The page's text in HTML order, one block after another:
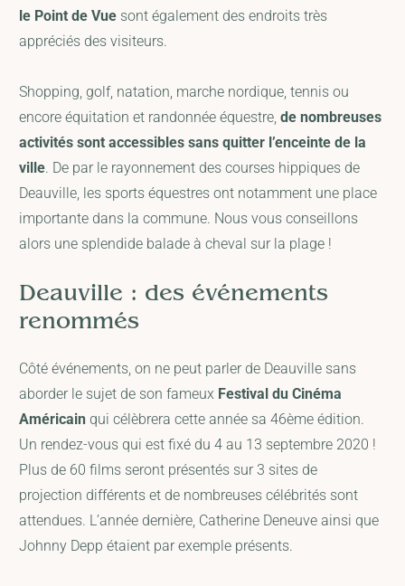
le Point de Vue sont également des endroits très
appréciés des visiteurs.
Shopping, golf, natation, marche nordique, tennis ou
encore équitation et randonnée équestre,de nombreuses
activités sont accessibles sans quitter l’enceinte de la
ville. De par le rayonnement des courses hippiques de
Deauville, les sports équestres ont notamment une place
importante dans la commune. Nous vous conseillons
alors une splendide balade à cheval sur la plage !
Deauville : des événements
renommés
Côté événements, on ne peut parler de Deauville sans
aborder le sujet de son fameux Festival du Cinéma
Américain qui célèbrera cette année sa 46ème édition.
Un rendez-vous qui est fixé du 4 au 13 septembre 2020 !
Plus de 60 films seront présentés sur 3 sites de
projection différents et de nombreuses célébrités sont
attendues. L’année dernière, Catherine Deneuve ainsi que
Johnny Depp étaient par exemple présents.